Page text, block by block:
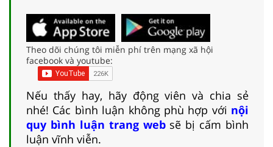
Theo dõi chúng tôi miễn phí trên mạng xã hội
facebook và youtube:
Nếu thấy hay, hãy động viên và chia sẻ
nhé! Các bình luận không phù hợp với nội
quy bình luận trang websẽ bị cấm bình
luận vĩnh viễn.